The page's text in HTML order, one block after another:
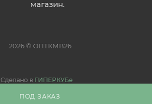
ПОД ЗАКАЗ
магазин.
2026 © ОПТКМВ26
Сделано в ГИПЕРКУБе